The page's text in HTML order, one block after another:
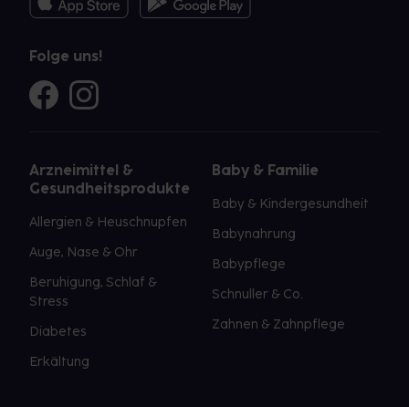
Folge uns!
Arzneimittel &
Gesundheitsprodukte
Allergien & Heuschnupfen
Auge, Nase & Ohr
Beruhigung, Schlaf &
Stress
Diabetes
Erkältung
Baby & Familie
Baby & Kindergesundheit
Babynahrung
Babypflege
Schnuller & Co.
Zahnen & Zahnpflege